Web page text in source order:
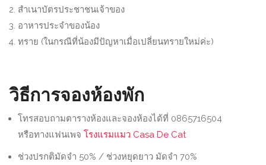
สำเนาบัตรประชาชนเจ้าของ
อาหารประจำของน้อง
ทราย (ในกรณีที่น้องมีปัญหาเมื่อเปลี่ยนทรายใหม่ค่ะ)
วิธีการจองห้องพัก
โทรสอบถามตารางห้องและจองห้องได้ที่ 0865716504
หรือทางแฟนเพจ โรงแรมแมว Casa De Cat
ช่วงปรกติมัดจำ 50% / ช่วงหยุดยาว มัดจำ 70%